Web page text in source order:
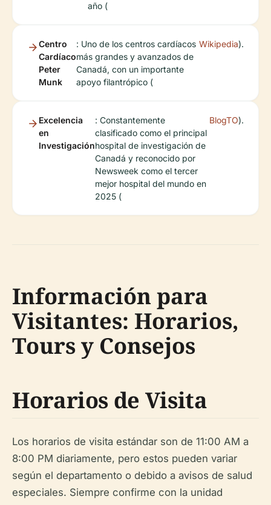
año (
Centro
Cardíaco
Peter
Munk
: Uno de los centros cardíacos
más grandes y avanzados de
Canadá, con un importante
apoyo filantrópico (
Wikipedia).
Excelencia
en
Investigación
: Constantemente
clasificado como el principal
hospital de investigación de
Canadá y reconocido por
Newsweek como el tercer
mejor hospital del mundo en
2025 (
BlogTO).
Información para
Visitantes: Horarios,
Tours y Consejos
Horarios de Visita
Los horarios de visita estándar son de 11:00 AM a
8:00 PM diariamente, pero estos pueden variar
según el departamento o debido a avisos de salud
especiales. Siempre confirme con la unidad